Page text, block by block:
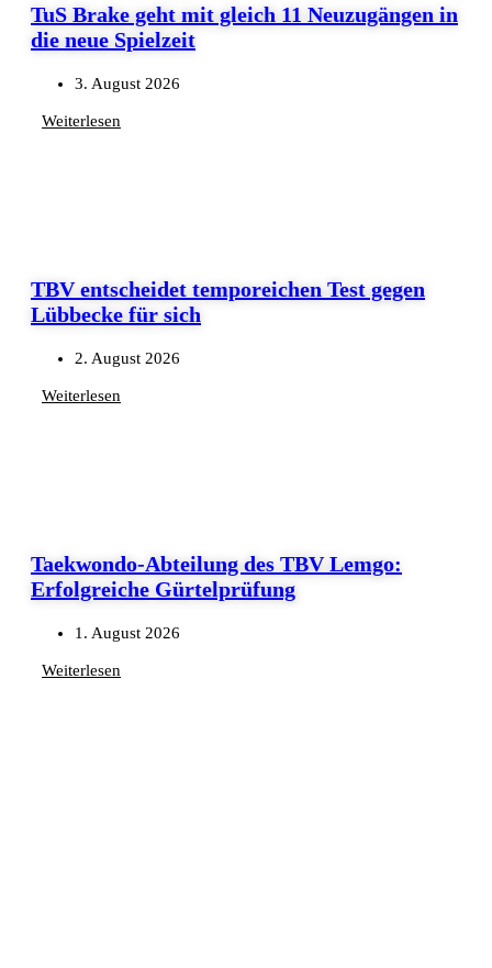
TuS Brake geht mit gleich 11 Neuzugängen in
die neue Spielzeit
3. August 2026
Weiterlesen
TBV entscheidet temporeichen Test gegen
Lübbecke für sich
2. August 2026
Weiterlesen
Taekwondo-Abteilung des TBV Lemgo:
Erfolgreiche Gürtelprüfung
1. August 2026
Weiterlesen